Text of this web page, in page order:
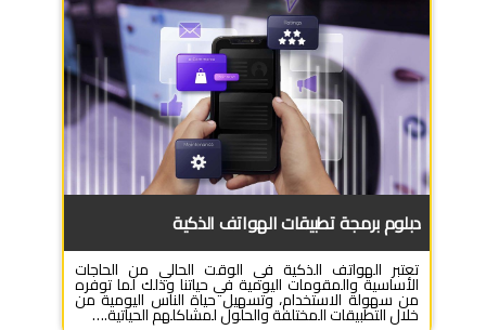
دبلوم برمجة تطبيقات الهواتف الذكية
تعتبر الهواتف الذكية في الوقت الحالي من الحاجات
الأساسية والمقومات اليومية في حياتنا وذلك لما توفره
من سهولة الاستخدام، وتسهيل حياة الناس اليومية من
خلال التطبيقات المختلفة والحلول لمشاكلهم الحياتية.…